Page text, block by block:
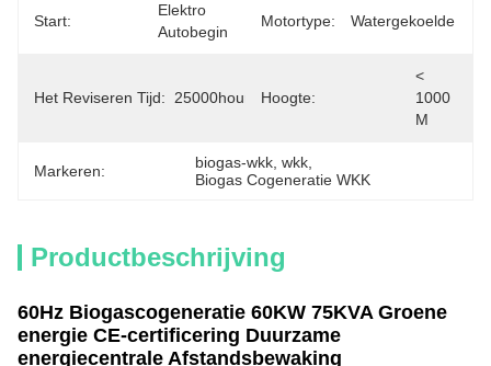
Start:
Elektro
Autobegin
Motortype: Watergekoelde
Het Reviseren Tijd: 25000hours Hoogte:
<
1000
M
Markeren: biogas-wkk , wkk
Biogas Cogeneratie WKK
Productbeschrijving
60Hz Biogascogeneratie 60KW 75KVA Groene
energie CE-certificering Duurzame
energiecentrale Afstandsbewaking